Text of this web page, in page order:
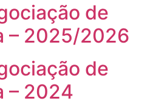
de
– 2025/2026
de
– 2024